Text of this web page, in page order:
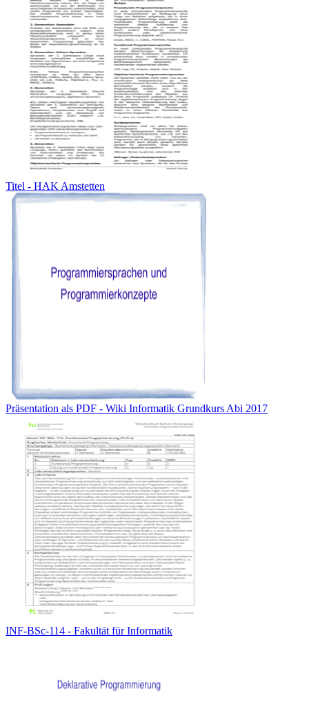
Titel - HAK Amstetten
Präsentation als PDF - Wiki Informatik Grundkurs Abi 2017
INF-BSc-114 - Fakultät für Informatik